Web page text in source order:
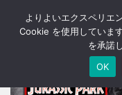
よりよいエクスペリエ
Cookie を使用していま
を承諾
OK